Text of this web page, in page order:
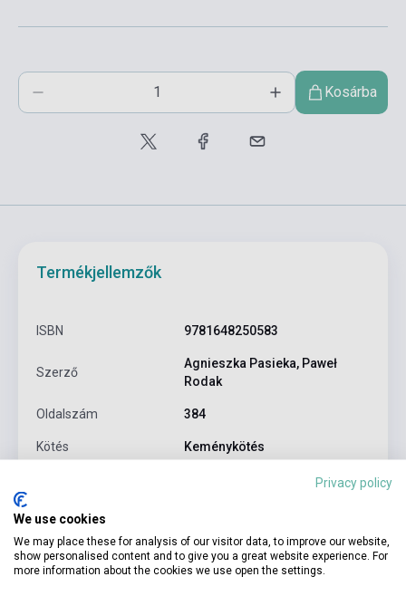
Kosárba
Termékjellemzők
ISBN 9781648250583
Szerző
Agnieszka Pasieka, Paweł
Rodak
Oldalszám 384
Kötés Keménykötés
UNIVERSITY OF ROCHESTER
Formátum Könyv
Privacy policy
We use cookies
We may place these for analysis of our visitor data, to improve our website,
show personalised content and to give you a great website experience. For
more information about the cookies we use open the settings.